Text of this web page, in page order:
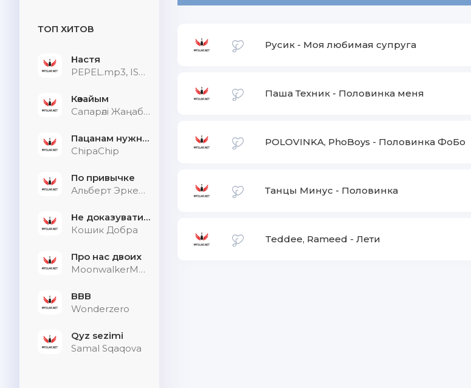
ТОП ХИТОВ
Настя
PEPEL.mp3, ISVNBITOV, Alfredovich
Көзайым
Сапарәлі Жаңабек
Пацанам нужна дыхалка
ChipaChip
По привычке
Альберт Эркенов
Не доказувати тим, хто не слухає
Кошик Добра
Про нас двоих
MoonwalkerMusic
BBB
Wonderzero
Qyz sezimi
Samal Sqaqova
Русик - Моя любимая супруга
Паша Техник - Половинка меня
POLOVINKA, PhoBoys - Половинка ФоБо
Танцы Минус - Половинка
Teddee, Rameed - Лети